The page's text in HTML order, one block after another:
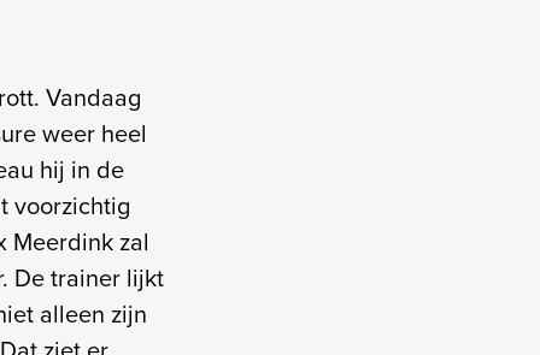
Vandaag
weer heel
hij in de
voorzichtig
Meerdink zal
De trainer lijkt
alleen zijn